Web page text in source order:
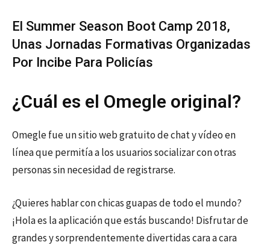
El Summer Season Boot Camp 2018,
Unas Jornadas Formativas Organizadas
Por Incibe Para Policías
¿Cuál es el Omegle original?
Omegle fue un sitio web gratuito de chat y vídeo en
línea que permitía a los usuarios socializar con otras
personas sin necesidad de registrarse.
¿Quieres hablar con chicas guapas de todo el mundo?
¡Hola es la aplicación que estás buscando! Disfrutar de
grandes y sorprendentemente divertidas cara a cara